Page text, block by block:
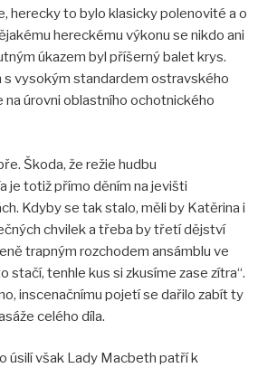
herecky to bylo klasicky polenovité a o
hereckému výkonu se nikdo ani
úkazem byl příšerný balet krys.
s vysokým standardem ostravského
na úrovni oblastního ochotnického
Škoda, že režie hudbu
je totiž přímo děním na jevišti
Kdyby se tak stalo, měli by Katěrina i
chvilek a třeba by třetí dějství
trapným rozchodem ansámblu ve
stačí, tenhle kus si zkusíme zase zítra“.
inscenačnímu pojetí se dařilo zabít ty
celého díla.
úsilí však Lady Macbeth patří k